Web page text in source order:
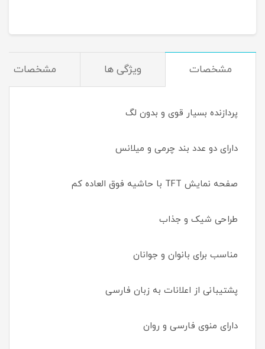
مشخصات ویژگی ها مشخصات
پردازنده بسیار قوی و بدون لگ
دارای دو عدد بند چرمی و میلانس
صفحه نمایش TFT با حاشیه فوق العاده کم
طراحی شیک و جذاب
مناسب برای بانوان و جوانان
پشتیبانی از اعلانات به زبان فارسی
دارای منوی فارسی و روان